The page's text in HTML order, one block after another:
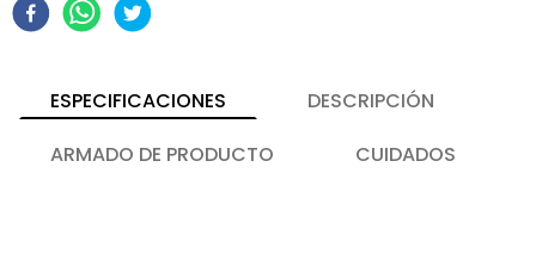
ESPECIFICACIONES
DESCRIPCIÓN
ARMADO DE PRODUCTO
CUIDADOS